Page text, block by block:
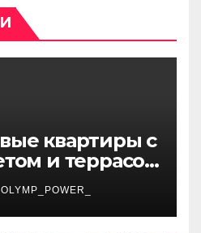
квартиры с
и террасой
OLYMP_POWER_